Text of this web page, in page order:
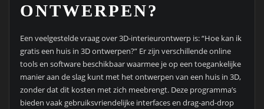
ONTWERPEN?
Een veelgestelde vraag over 3D-interieurontwerp is: “Hoe kan ik
gratis een huis in 3D ontwerpen?” Er zijn verschillende online
tools en software beschikbaar waarmee je op een toegankelijke
manier aan de slag kunt met het ontwerpen van een huis in 3D,
zonder dat dit kosten met zich meebrengt. Deze programma’s
bieden vaak gebruiksvriendelijke interfaces en drag-and-drop